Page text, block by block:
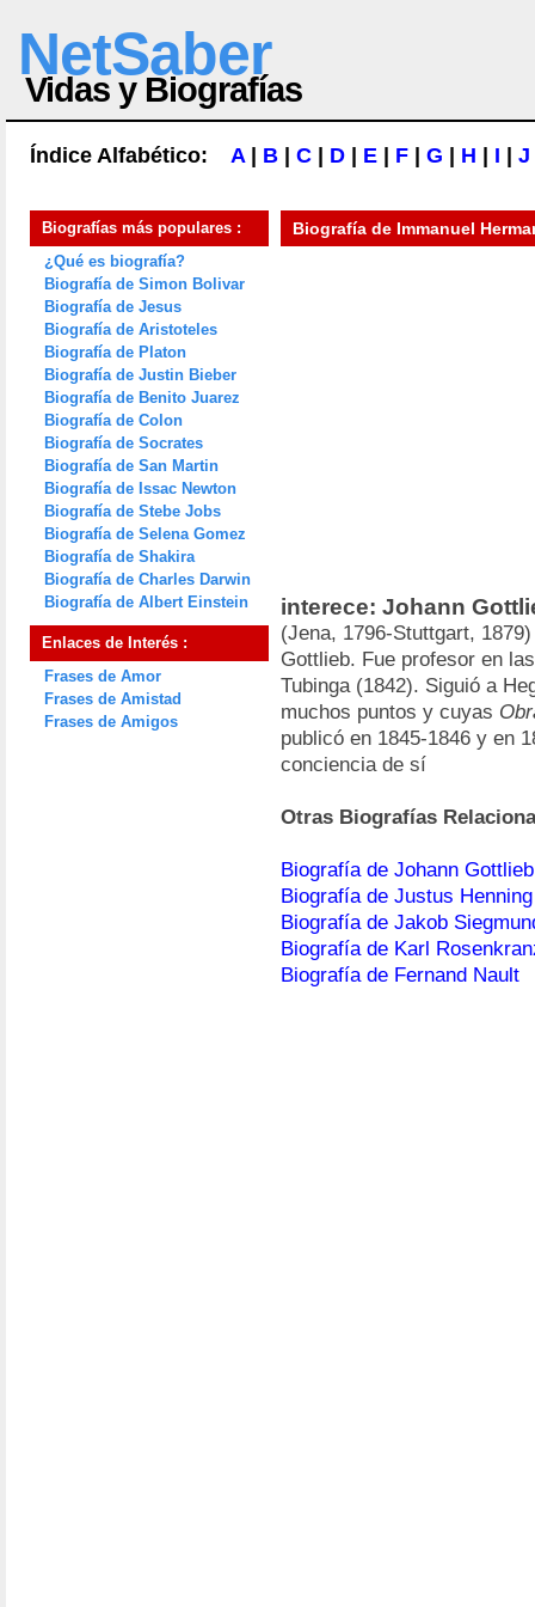
NetSaber
Vidas y Biografías
Índice Alfabético: A| B C D E F G H I J
Biografías más populares :
¿Qué es biografía?
Biografía de Simon Bolivar
Biografía de Jesus
Biografía de Aristoteles
Biografía de Platon
Biografía de Justin Bieber
Biografía de Benito Juarez
Biografía de Colon
Biografía de Socrates
Biografía de San Martin
Biografía de Issac Newton
Biografía de Stebe Jobs
Biografía de Selena Gomez
Biografía de Shakira
Biografía de Charles Darwin
Biografía de Albert Einstein
Enlaces de Interés :
Frases de Amor
Frases de Amistad
Frases de Amigos
Biografía de Immanuel
interece: Johann
(Jena, 1796-Stuttgart,
Gottlieb. Fue profesor en
Tubinga (1842). Siguió a
muchos puntos y cuyas
publicó en 1845-1846 y en
conciencia de sí
Otras Biografías
Biografía de Johann
Biografía de Justus
Biografía de Jakob
Biografía de Karl
Biografía de Fernand Nault